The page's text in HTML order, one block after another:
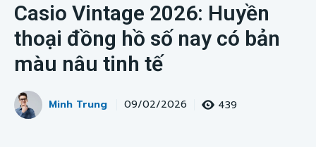
Casio Vintage 2026: Huyền
thoại đồng hồ số nay có bản
màu nâu tinh tế
Minh Trung 09/02/2026 439